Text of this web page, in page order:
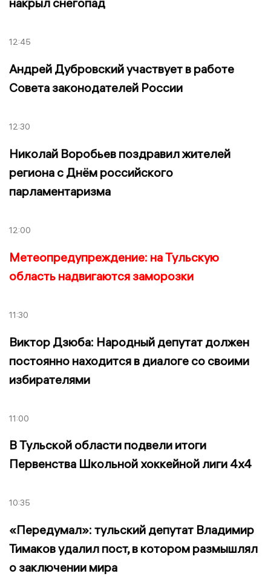
12:45
Андрей Дубровский участвует в работе
Совета законодателей России
12:30
Николай Воробьев поздравил жителей
региона с Днём российского
парламентаризма
12:00
Метеопредупреждение: на Тульскую
область надвигаются заморозки
11:30
Виктор Дзюба: Народный депутат должен
постоянно находится в диалоге со своими
избирателями
11:00
В Тульской области подвели итоги
Первенства Школьной хоккейной лиги 4х4
10:35
«Передумал»: тульский депутат Владимир
Тимаков удалил пост, в котором размышлял
о заключении мира